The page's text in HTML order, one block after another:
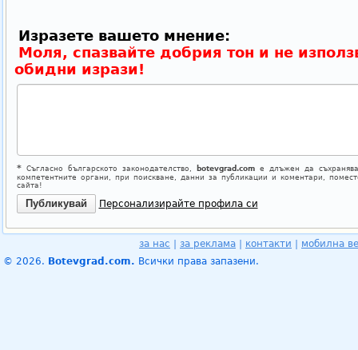
Изразете вашето мнение:
Моля, спазвайте добрия тон и не
обидни изрази!
*Съгласно българското законодателство, botevgrad.comе длъжен да
компетентните органи, при поискване, данни за публикации и коментари,
сайта!
Персонализирайте профила си
за нас за реклама контакти
мобилна
© 2026. Botevgrad.com. Всички права запазени.